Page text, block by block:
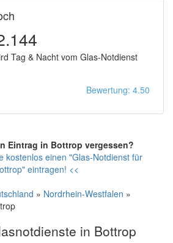
Tag & Nacht vom Glas-Notdienst
Bewertung: 4.50
Eintrag in Bottrop vergessen?
kostenlos einen "Glas-Notdienst für
eintragen! <<
» Nordrhein-Westfalen »
in Bottrop